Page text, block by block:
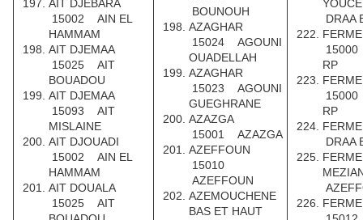
AIT DJEBARA
15002 AIN EL
HAMMAM
AIT DJEMAA
15025 AIT
BOUADOU
AIT DJEMAA
15093 AIT
MISLAINE
AIT DJOUADI
15002 AIN EL
HAMMAM
AIT DOUALA
15025 AIT
BOUNOUH
AZAGHAR
15024 AGOUNI
OUADELLAH
AZAGHAR
15023 AGOUNI
GUEGHRANE
AZAZGA
15001 AZAZGA
AZEFFOUN
15010
AZEFFOUN
AZEMOUCHENE
BAS ET HAUT
DRAA
RP
RP
DRAA